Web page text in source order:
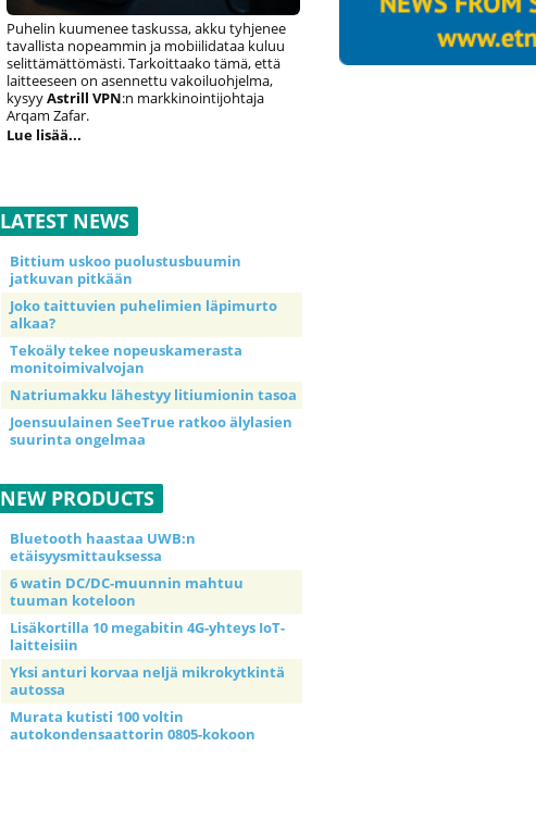
Puhelin kuumenee taskussa, akku tyhjenee
tavallista nopeammin ja mobiilidataa kuluu
selittämättömästi. Tarkoittaako tämä, että
laitteeseen on asennettu vakoiluohjelma,
kysyyAstrill VPN:n markkinointijohtaja
Arqam Zafar.
Lue lisää...
LATEST NEWS
Bittium uskoo puolustusbuumin
jatkuvan pitkään
Joko taittuvien puhelimien läpimurto
alkaa?
Tekoäly tekee nopeuskamerasta
monitoimivalvojan
Natriumakku lähestyy litiumionin tasoa
Joensuulainen SeeTrue ratkoo älylasien
suurinta ongelmaa
NEW PRODUCTS
Bluetooth haastaa UWB:n
etäisyysmittauksessa
6 watin DC/DC-muunnin mahtuu
tuuman koteloon
Lisäkortilla 10 megabitin 4G-yhteys IoT-
laitteisiin
Yksi anturi korvaa neljä mikrokytkintä
autossa
Murata kutisti 100 voltin
autokondensaattorin 0805-kokoon